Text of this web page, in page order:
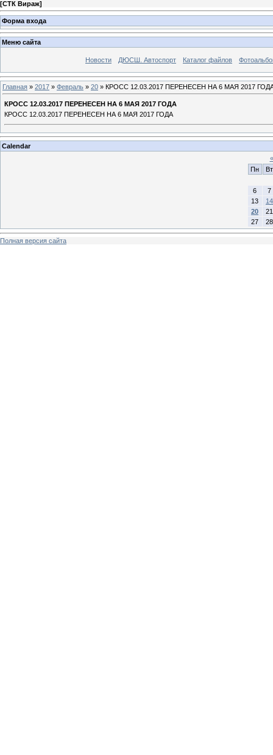
[СТК Вираж]
Форма входа
Меню сайта
Новости ДЮСШ. Автоспорт Каталог файлов
Главная » 2017 » Февраль » 20 » КРОСС 12.03.2017 ПЕРЕНЕСЕН НА 6 МАЯ 2017
КРОСС 12.03.2017 ПЕРЕНЕСЕН НА 6 МАЯ 2017 ГОДА
КРОСС 12.03.2017 ПЕРЕНЕСЕН НА 6 МАЯ 2017 ГОДА
Calendar
«
Пн
Вт
6
7
13
14
20
21
27
28
Полная версия сайта